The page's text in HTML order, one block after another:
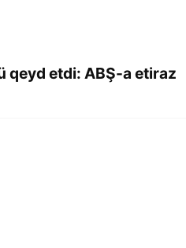
qeyd etdi: ABŞ-a etiraz